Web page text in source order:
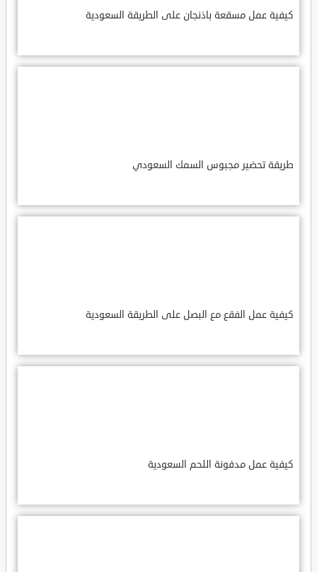
كيفية عمل مسقعة باذنجان على الطريقة السعودية
طريقة تحضير مجبوس السمك السعودي
كيفية عمل الفقع مع البصل على الطريقة السعودية
كيفية عمل مدفونة اللحم السعودية